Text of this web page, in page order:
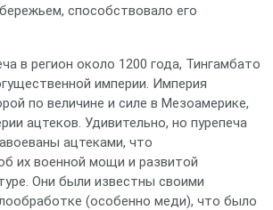
способствовало его
в регион около 1200 года, Тингамбато
империи. Империя
по величине и силе в Мезоамерике,
ацтеков. Удивительно, но пурепеча
ацтеками, что
их военной мощи и развитой
Они были известны своими
(особенно меди), что было